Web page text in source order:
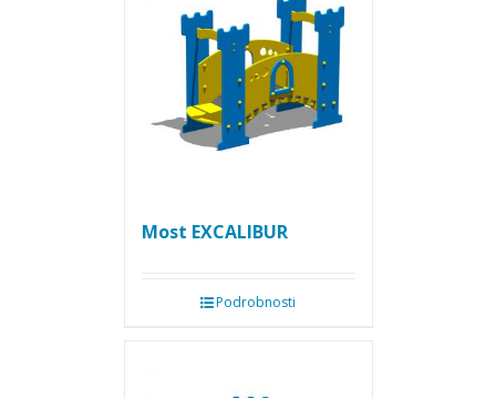
Most EXCALIBUR
Podrobnosti